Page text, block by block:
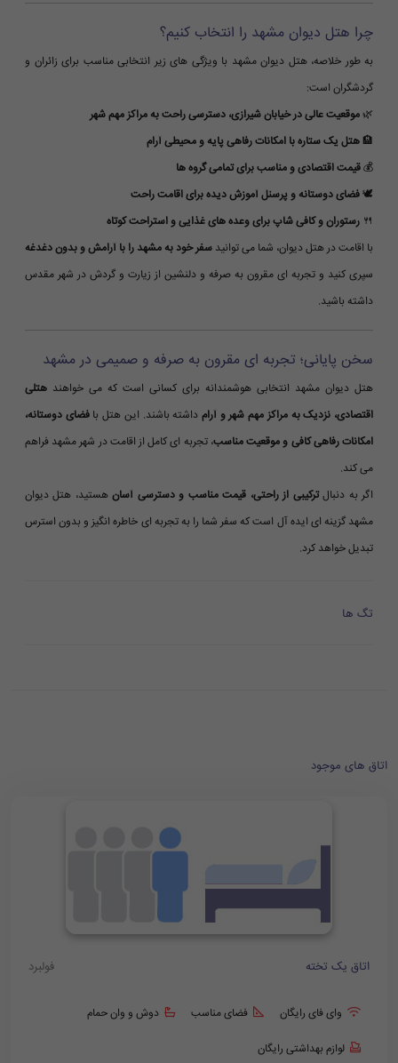
چرا هتل دیوان مشهد را انتخاب کنیم؟
به طور خلاصه، هتل دیوان مشهد با ویژگی های زیر انتخابی مناسب برای زائران و
گردشگران است:
🌿 موقعیت عالی در خیابان شیرازی، دسترسی راحت به مراکز مهم شهر
🏨 هتل یک ستاره با امکانات رفاهی پایه و محیطی آرام
💰قیمت اقتصادی و مناسب برای تمامی گروه ها
🕊فضای دوستانه و پرسنل آموزش دیده برای اقامت راحت
🍴 رستوران و کافی شاپ برای وعده های غذایی و استراحت کوتاه
با اقامت در هتل دیوان، شما می توانید سفر خود به مشهد را با آرامش و بدون دغدغه
سپری کنید و تجربه ای مقرون به صرفه و دلنشین از زیارت و گردش در شهر مقدس
داشته باشید.
سخن پایانی؛ تجربه ای مقرون به صرفه و صمیمی در مشهد
هتل دیوان مشهد انتخابی هوشمندانه برای کسانی است که می خواهند هتلی
اقتصادی، نزدیک به مراکز مهم شهر و آرامداشته باشند. این هتل بافضای دوستانه،
امکانات رفاهی کافی و موقعیت مناسب، تجربه ای کامل از اقامت در شهر مشهد فراهم
می کند.
اگر به دنبالترکیبی از راحتی، قیمت مناسب و دسترسی آسانهستید، هتل دیوان
مشهد گزینه ای ایده آل است که سفر شما را به تجربه ای خاطره انگیز و بدون استرس
تبدیل خواهد کرد.
تگ ها
اتاق های موجود
اتاق یک تخته فولبرد
وای فای رایگان فضای مناسب دوش و وان حمام
لوازم بهداشتی رایگان